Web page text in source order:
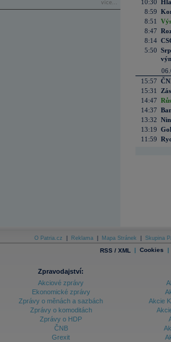
více...
10:30
8:59
8:51
8:47
8:14
5:50
15:57
15:31
14:47
14:37
13:32
13:19
11:59
O Patria.cz Reklama Mapa Stránek Skupina
RSS / XML | Cookies |
Zpravodajství:
Akciové zprávy
Ekonomické zprávy
Zprávy o měnách a sazbách
Zprávy o komoditách
Zprávy o HDP
ČNB
Grexit
Akcie